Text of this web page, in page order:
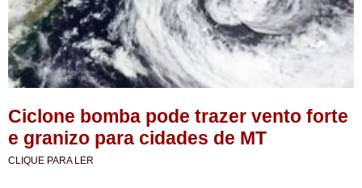
Ciclone bomba pode trazer vento forte
e granizo para cidades de MT
CLIQUE PARA LER